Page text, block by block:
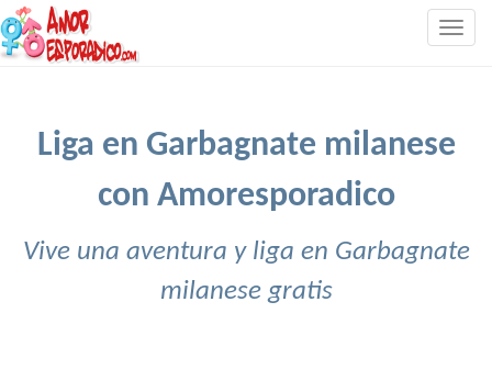
Liga en Garbagnate milanese
con Amoresporadico
Vive una aventura y liga en Garbagnate
milanese gratis